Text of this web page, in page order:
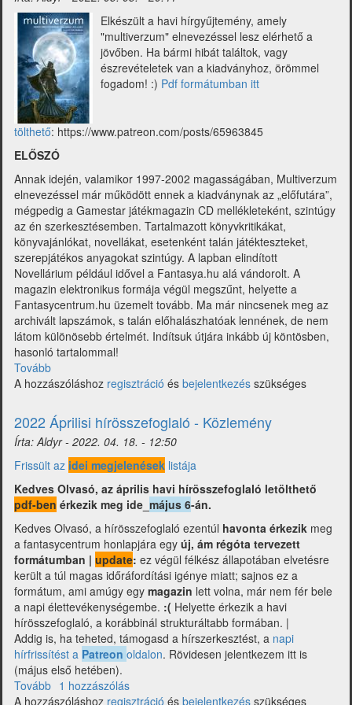
Elkészült a havi hírgyűjtemény, amely
"multiverzum" elnevezéssel lesz elérhető a
jövőben. Ha bármi hibát találtok, vagy
észrevételetek van a kiadványhoz, örömmel
fogadom! :) Pdf formátumban itt
tölthető: https://www.patreon.com/posts/65963845
ELŐSZÓ
Annak idején, valamikor 1997-2002 magasságában, Multiverzum
elnevezéssel már működött ennek a kiadványnak az „előfutára”,
mégpedig a Gamestar játékmagazin CD mellékleteként, szintúgy
az én szerkesztésemben. Tartalmazott könyvkritikákat,
könyvajánlókat, novellákat, esetenként talán játékteszteket,
szerepjátékos anyagokat szintúgy. A lapban elindított
Novellárium például idővel a Fantasya.hu alá vándorolt. A
magazin elektronikus formája végül megszűnt, helyette a
Fantasycentrum.hu üzemelt tovább. Ma már nincsenek meg az
archivált lapszámok, s talán előhalászhatóak lennének, de nem
látom különösebb értelmét. Indítsuk útjára inkább új köntösben,
hasonló tartalommal!
Tovább
-
hírgyűjtemény
2022
május)
A hozzászóláshoz regisztráció és bejelentkezés szükséges
2022 Áprilisi hírösszefoglaló - Közlemény
Írta:Aldyr- 2022. 04. 18. - 12:50
Frissült az idei megjelenések listája
Kedves Olvasó, az április havi hírösszefoglaló letölthető
pdf-ben érkezik meg ide_ május 6-án.
Kedves Olvasó, a hírösszefoglaló ezentúl havonta érkezik meg
a fantasycentrum honlapjára egy új, ám régóta tervezett
formátumban | update: ez végül félkész állapotában elvetésre
került a túl magas időráfordítási igénye miatt; sajnos ez a
formátum, ami amúgy egy magazin lett volna, már nem fér bele
a napi élettevékenységembe. :( Helyette érkezik a havi
hírösszefoglaló, a korábbinál strukturáltabb formában. |
Addig is, ha teheted, támogasd a hírszerkesztést, a napi
hírfrissítést a Patreon oldalon. Rövidesen jelentkezem itt is
(május első hetében).
Tovább (2022
Áprilisi
1 hozzászólás
A hozzászóláshoz regisztráció és bejelentkezés szükséges